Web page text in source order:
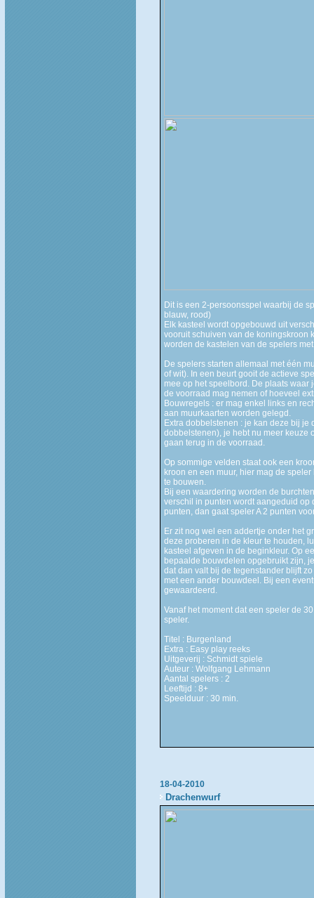
Dit is een 2-persoonsspel waarbij de
blauw, rood)
Elk kasteel wordt opgebouwd uit
vooruit schuiven van de koningskroon
worden de kastelen van de spelers
De spelers starten allemaal met één
of wit). In een beurt gooit de actieve
mee op het speelbord. De plaats waar
de voorraad mag nemen of hoeveel
Bouwregels : er mag enkel links en
aan muurkaarten worden gelegd.
Extra dobbelstenen : je kan deze bij
dobbelstenen), je hebt nu meer keuze
gaan terug in de voorraad.
Op sommige velden staat ook een
kroon en een muur, hier mag de
te bouwen.
Bij een waardering worden de
verschil in punten wordt aangeduid op
punten, dan gaat speler A 2 punten
Er zit nog wel een addertje onder het
deze proberen in de kleur te houden,
kasteel afgeven in de beginkleur. Op
bepaalde bouwdelen opgebruikt zijn,
dat dan valt bij de tegenstander blijft
met een ander bouwdeel. Bij een
gewaardeerd.
Vanaf het moment dat een speler de
speler.
Titel : Burgenland
Extra : Easy play reeks
Uitgeverij : Schmidt spiele
Auteur : Wolfgang Lehmann
Aantal spelers : 2
Leeftijd : 8+
Speelduur : 30 min.
18-04-2010
Drachenwurf